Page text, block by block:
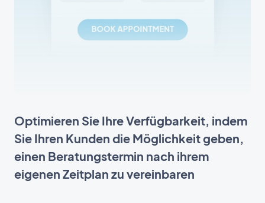
Optimieren Sie Ihre Verfügbarkeit, indem
Sie Ihren Kunden die Möglichkeit geben,
einen Beratungstermin nach ihrem
eigenen Zeitplan zu vereinbaren